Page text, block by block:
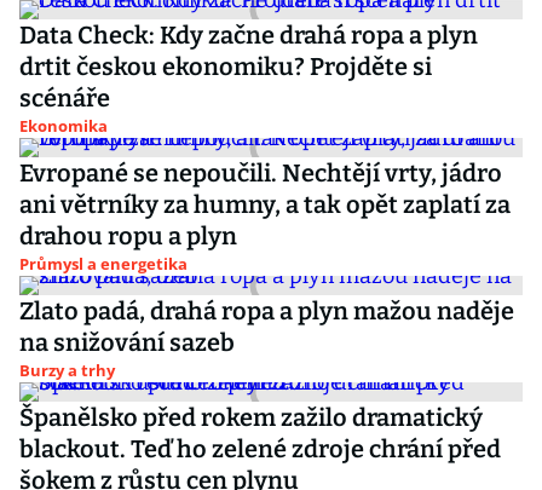
Data Check: Kdy začne drahá ropa a plyn
drtit českou ekonomiku? Projděte si
scénáře
Ekonomika
Evropané se nepoučili. Nechtějí vrty, jádro
ani větrníky za humny, a tak opět zaplatí za
drahou ropu a plyn
Průmysl a energetika
Zlato padá, drahá ropa a plyn mažou naděje
na snižování sazeb
Burzy a trhy
Španělsko před rokem zažilo dramatický
blackout. Teď ho zelené zdroje chrání před
šokem z růstu cen plynu